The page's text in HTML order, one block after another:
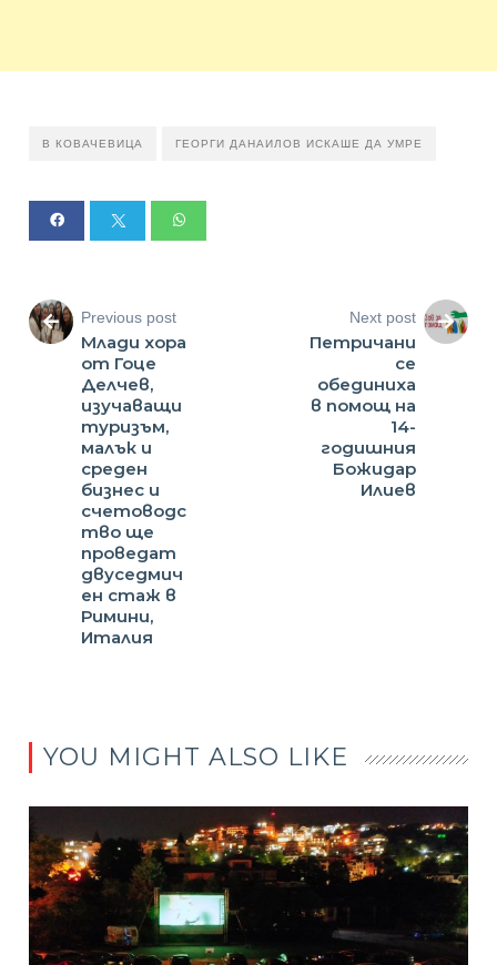
В КОВАЧЕВИЦА ГЕОРГИ ДАНАИЛОВ ИСКАШЕ ДА УМРЕ
Previous post
Млади хора
от Гоце
Делчев,
изучаващи
туризъм,
малък и
среден
бизнес и
счетоводс
тво ще
проведат
двуседмич
ен стаж в
Римини,
Италия
Next post
Петричани
се
обединиха
в помощ на
14-
годишния
Божидар
Илиев
YOU MIGHT ALSO LIKE